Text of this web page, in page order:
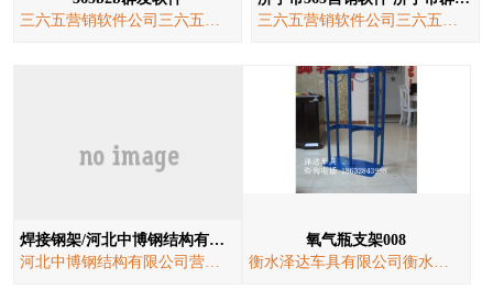
三六五营销软件公司三六五营销软件公司
三六五营销软件公司三六五营销软件公司
焊接钢架/河北中博钢结构有限公司
河北中博钢结构有限公司营销部
氧气瓶支架008
衡水泽达车具有限公司衡水泽达车具有限公司销售部